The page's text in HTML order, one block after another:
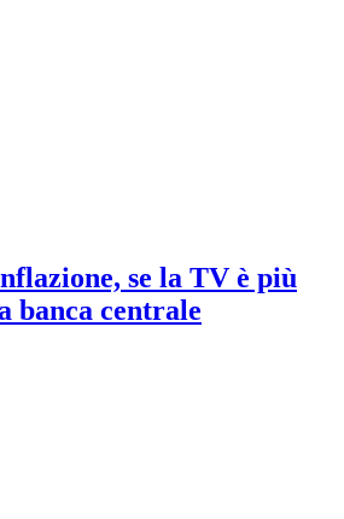
se la TV è più
banca centrale